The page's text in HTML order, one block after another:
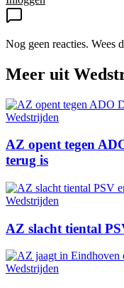
Nog geen reacties. Wees
Meer uit
Wedstrijden
AZ opent tegen
terug is
Wedstrijden
AZ slacht tiental
Wedstrijden